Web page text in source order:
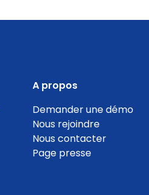
A propos
Demander une démo
Nous rejoindre
Nous contacter
Page presse